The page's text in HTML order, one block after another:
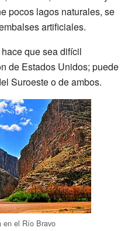
pocos lagos naturales, se
artificiales.
que sea difícil
de Estados Unidos; puede
Suroeste o de ambos.
en el Río Bravo